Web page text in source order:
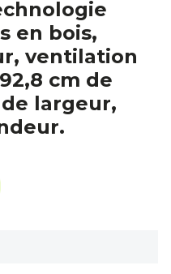
en bois,
ventilation
cm de
largeur,